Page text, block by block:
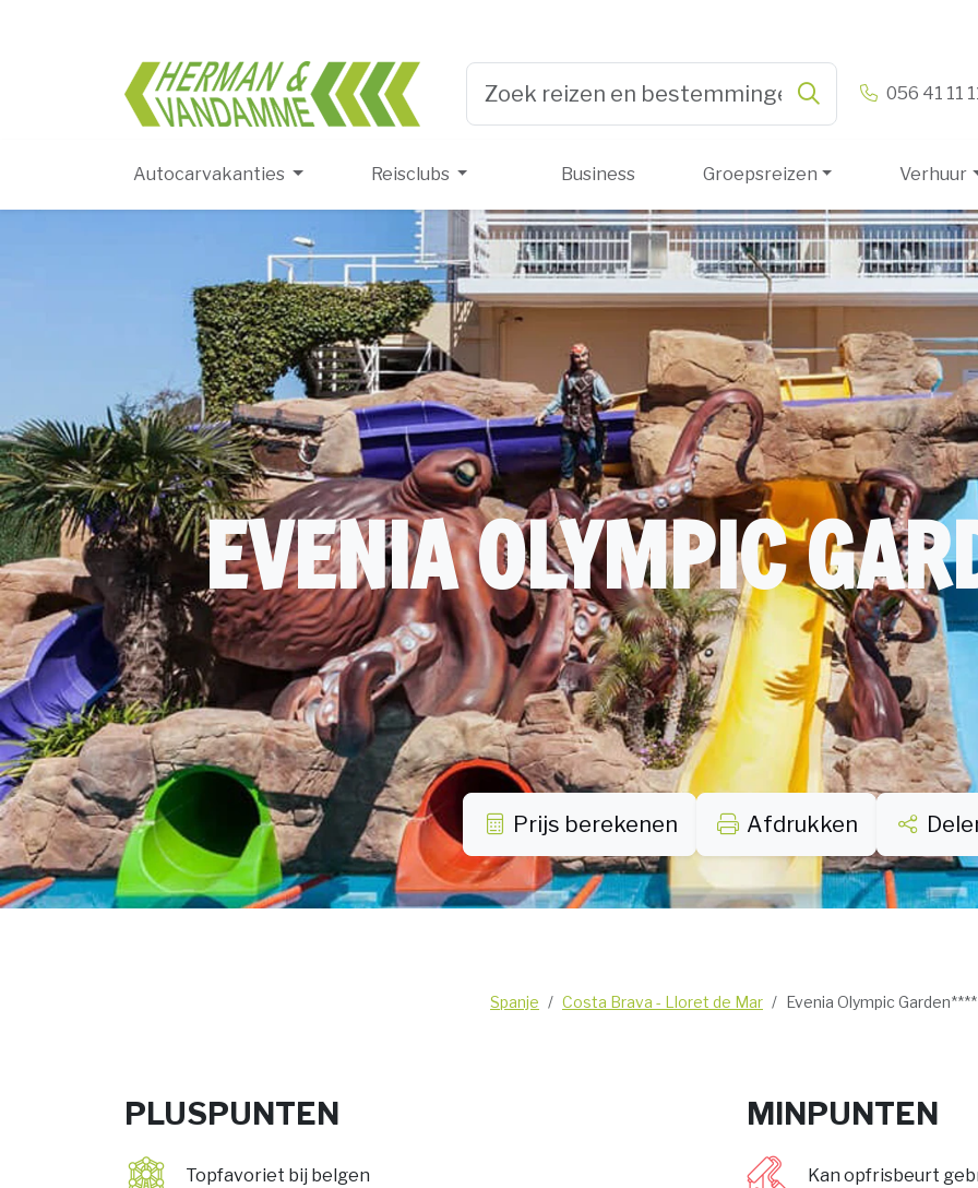
Herman & Vandamme 056 41 11
Autocarvakanties Reisclubs Business Groepsreizen Verhuur
EVENIA OLYMPIC
Prijs berekenen Afdrukken
Spanje Costa Brava - Lloret de Mar Evenia Olympic Garden****
PLUSPUNTEN
Topfavoriet bij belgen
MINPUNTEN
Kan opfrisbeurt